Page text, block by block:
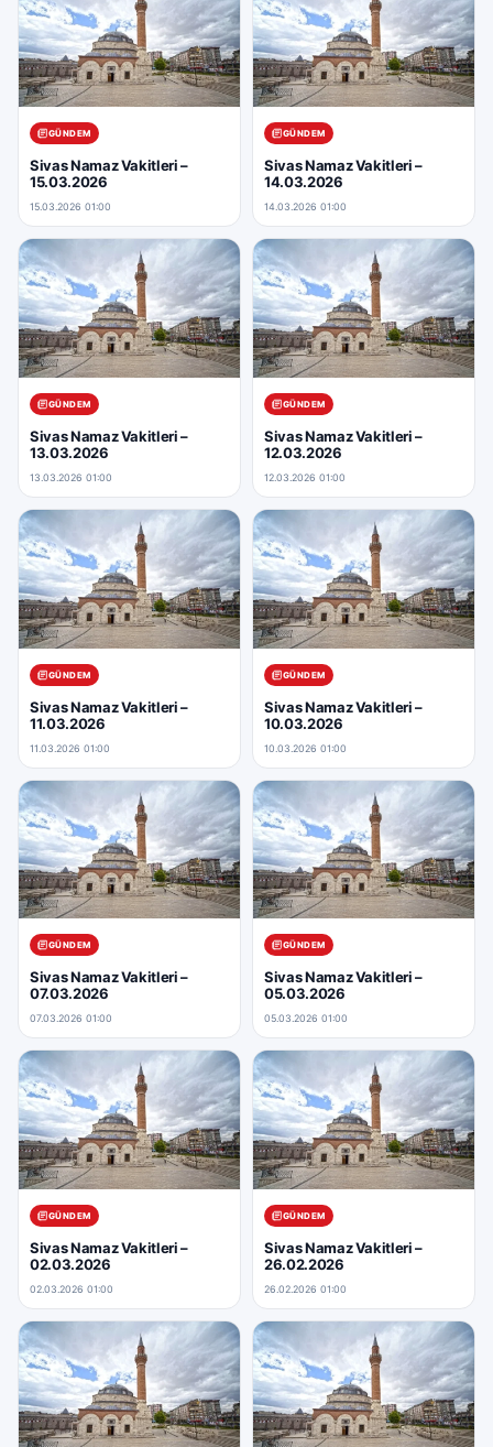
GÜNDEM
Sivas Namaz Vakitleri –
15.03.2026
15.03.2026 01:00
GÜNDEM
Sivas Namaz Vakitleri –
14.03.2026
14.03.2026 01:00
GÜNDEM
Sivas Namaz Vakitleri –
13.03.2026
13.03.2026 01:00
GÜNDEM
Sivas Namaz Vakitleri –
12.03.2026
12.03.2026 01:00
GÜNDEM
Sivas Namaz Vakitleri –
11.03.2026
11.03.2026 01:00
GÜNDEM
Sivas Namaz Vakitleri –
10.03.2026
10.03.2026 01:00
GÜNDEM
Sivas Namaz Vakitleri –
07.03.2026
07.03.2026 01:00
GÜNDEM
Sivas Namaz Vakitleri –
05.03.2026
05.03.2026 01:00
GÜNDEM
Sivas Namaz Vakitleri –
02.03.2026
02.03.2026 01:00
GÜNDEM
Sivas Namaz Vakitleri –
26.02.2026
26.02.2026 01:00